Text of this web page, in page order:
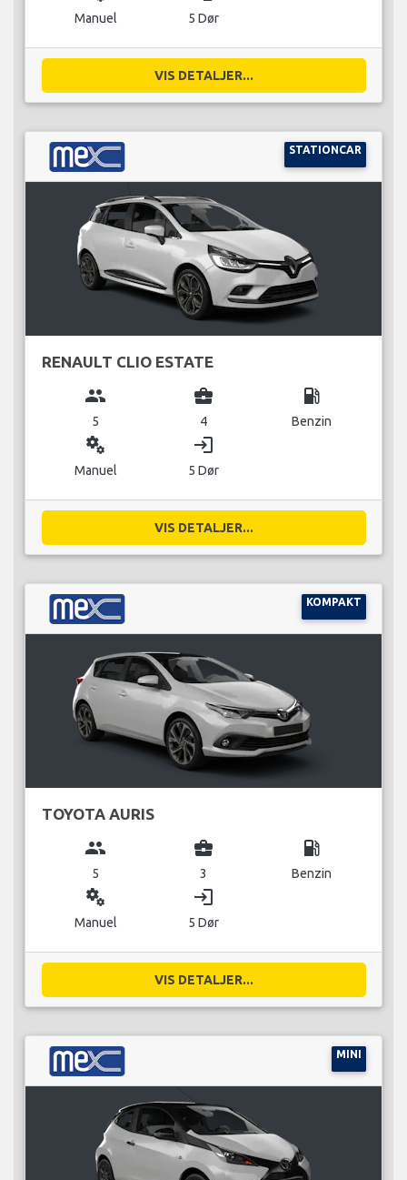
Manuel 5 Dør
VIS DETALJER...
STATIONCAR
RENAULT CLIO ESTATE
group
5
business_center
4
local_gas_station
Benzin
miscellaneous_services
Manuel
login
5 Dør
VIS DETALJER...
KOMPAKT
TOYOTA AURIS
group
5
business_center
3
local_gas_station
Benzin
miscellaneous_services
Manuel
login
5 Dør
VIS DETALJER...
MINI